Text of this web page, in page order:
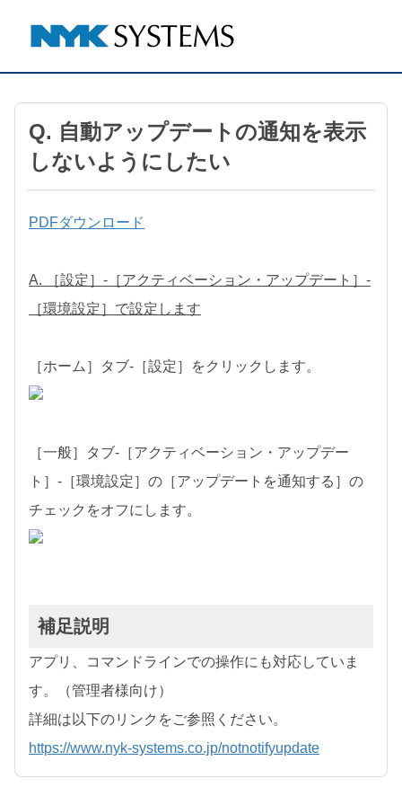
Q. 自動アップデートの通知を表示
しないようにしたい
PDFダウンロード
A. ［設定］-［アクティベーション・アップデート］-
［環境設定］で設定します
［ホーム］タブ-［設定］をクリックします。
［一般］タブ-［アクティベーション・アップデー
ト］-［環境設定］の［アップデートを通知する］の
チェックをオフにします。
補足説明
アプリ、コマンドラインでの操作にも対応していま
す。（管理者様向け）
詳細は以下のリンクをご参照ください。
https://www.nyk-systems.co.jp/notnotifyupdate